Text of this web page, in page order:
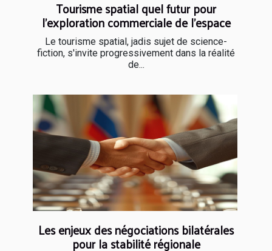
Tourisme spatial quel futur pour
l'exploration commerciale de l'espace
Le tourisme spatial, jadis sujet de science-
fiction, s'invite progressivement dans la réalité
de...
Les enjeux des négociations bilatérales
pour la stabilité régionale